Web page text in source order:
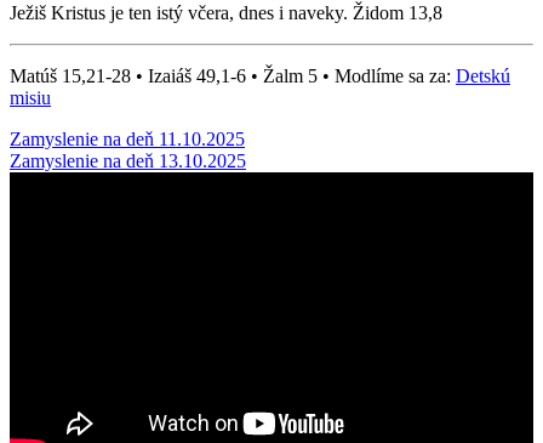
Ježiš Kristus je ten istý včera, dnes i naveky. Židom 13,8
Matúš 15,21-28 • Izaiáš 49,1-6 • Žalm 5 • Modlíme sa za: Detskú
misiu
Post
navigation
Zamyslenie na deň 11.10.2025
Zamyslenie na deň 13.10.2025